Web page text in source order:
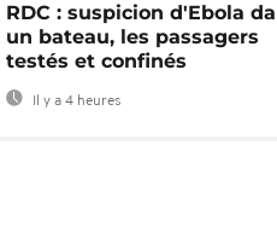
RDC : suspicion d'Ebola
un bateau, les passagers
testés et confinés
Il y a 4 heures